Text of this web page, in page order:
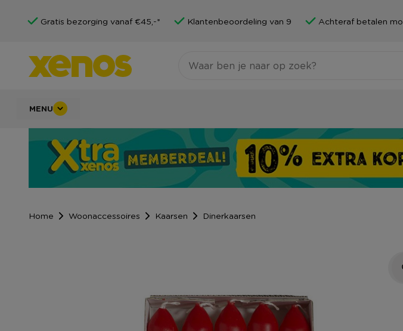
Gratis bezorging vanaf €45,-* Klantenbeoordeling van 9 Achteraf betalen
MENU
Home Woonaccessoires Kaarsen Dinerkaarsen